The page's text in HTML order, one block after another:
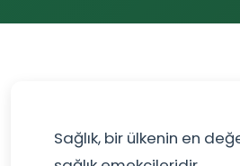
Sağlık, bir ülkenin en